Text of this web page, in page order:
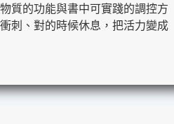
質的功能與書中可實踐的調控方
刺、對的時候休息，把活力變成